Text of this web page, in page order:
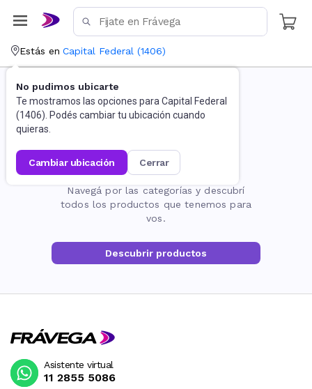
Estás en Capital Federal (1406)
No pudimos ubicarte
Te mostramos las opciones para Capital Federal
(1406). Podés cambiar tu ubicación cuando
quieras.
cambiar ubicación cerrar
La página no existe
Navegá por las categorías y descubrí
todos los productos que tenemos para
vos.
Descubrir productos
Asistente virtual
11 2855 5086